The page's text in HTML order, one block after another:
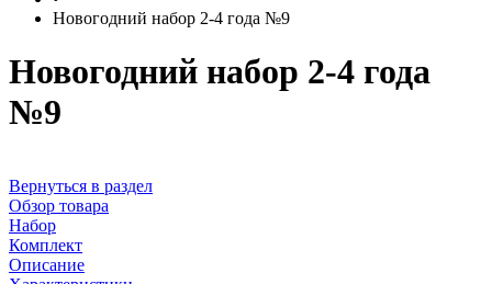
Новогодний набор 2-4 года №9
Новогодний набор 2-4 года
№9
Вернуться в раздел
Обзор товара
Набор
Комплект
Описание